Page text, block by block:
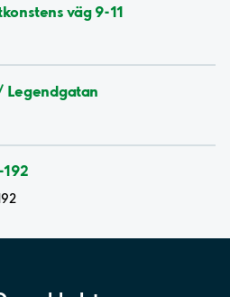
väg 9-11
Legendgatan